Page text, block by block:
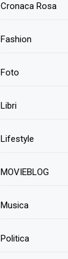
Cronaca Rosa
Fashion
Foto
Libri
Lifestyle
MOVIEBLOG
Musica
Politica